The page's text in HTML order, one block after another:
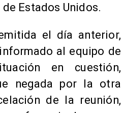
Estados Unidos.
el día anterior,
al equipo de
en cuestión,
negada por la otra
de la reunión,